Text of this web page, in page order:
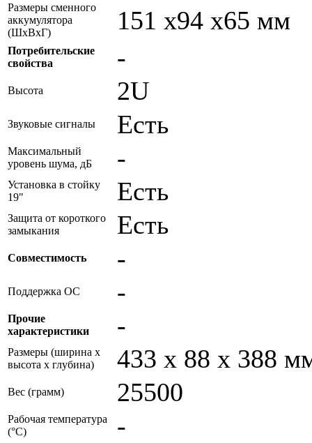
Размеры сменного
аккумулятора
(ШхВхГ)
151 х94 х65 мм
Потребительские
свойства
-
Высота 2U
Звуковые сигналы Есть
Максимальный
уровень шума, дБ
-
Установка в стойку
19"
Есть
Защита от короткого
замыкания
Есть
Совместимость -
Поддержка ОС -
Прочие
характеристики
-
Размеры (ширина x
высота x глубина)
433 x 88 x 388
Вес (грамм) 25500
Рабочая температура
(°C)
-